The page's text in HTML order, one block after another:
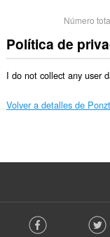
Número
Política de
I do not collect any user
Volver a detalles de
o Facebook